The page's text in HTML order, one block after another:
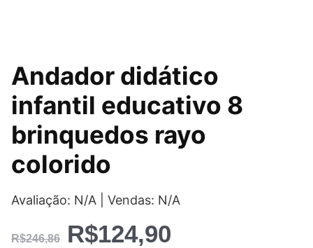
Andador didático
infantil educativo 8
brinquedos rayo
colorido
Avaliação: N/A | Vendas: N/A
R$246,86
O
preço
original
era:
R$246,86.
R$124,90
O
preço
atual
é: